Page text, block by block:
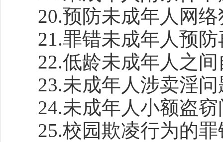
20.预防未成年人网
21.罪错未成年人预
22.低龄未成年人之
23.未成年人涉卖淫
24.未成年人小额盗
25.校园欺凌行为的